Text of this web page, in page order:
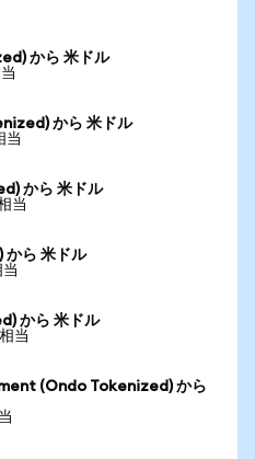
から 米ドル
から 米ドル
当
から 米ドル
当
ら 米ドル
から 米ドル
当
(Ondo Tokenized) から